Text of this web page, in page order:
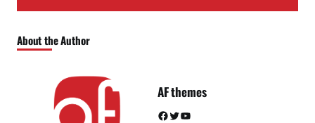
About the Author
AF themes
Facebook Twitter YouTube